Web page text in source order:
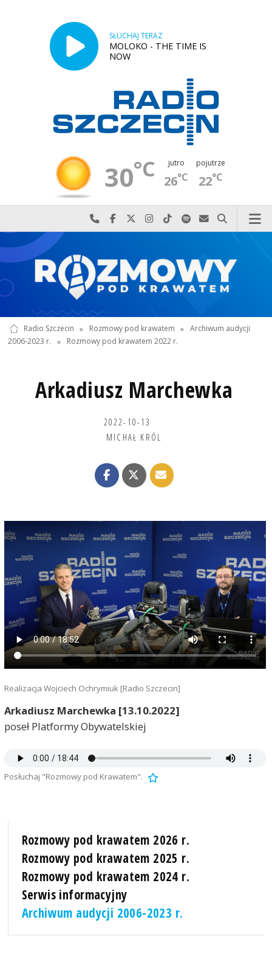
SŁUCHAJ TERAZ
MOLOKO - THE TIME IS
NOW
30°C jutro
26°C
pojutrze
22°C
Najlepiej po prostu do nas zadzwoń
Odwiedź nas na Facebook-u
Odwiedź nas na X
Odwiedź nas na Instagram-ie
Odwiedź nas na TikTok-u
Szukaj nas na Spotify
Wyślij do nas
Szukaj
Radio Szczecin » Rozmowy pod krawatem » Archiwum audycji
2006-2023 r.
» Rozmowy pod krawatem 2022 r.
Arkadiusz Marchewka
2022-10-13
MICHAŁ KRÓL
Realizacja Wojciech Ochrymiuk [Radio Szczecin]
Arkadiusz Marchewka [13.10.2022]
poseł Platformy Obywatelskiej
Posłuchaj "Rozmowy pod Krawatem".
Rozmowy pod krawatem 2026 r.
Rozmowy pod krawatem 2025 r.
Rozmowy pod krawatem 2024 r.
Serwis informacyjny
Archiwum audycji 2006-2023 r.